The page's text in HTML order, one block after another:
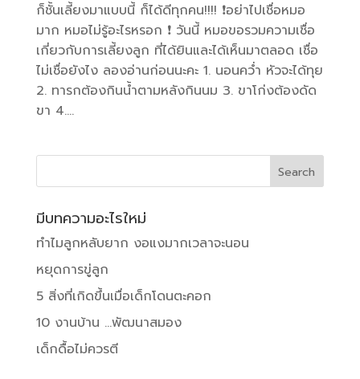
ก็ชั้นเลี้ยงมาแบบนี้ ก็ได้ดีทุกคน!!!! ❗️อย่าไปเชื่อหมอ
มาก หมอไม่รู้อะไรหรอก ❗️ วันนี้ หมอขอรวมความเชื่อ
เกี่ยวกับการเลี้ยงลูก ที่ได้ยินและได้เห็นมาตลอด เชื่อ
ไม่เชื่อยังไง ลองอ่านก่อนนะคะ 1. นอนคว่ำ หัวจะได้ทุย
2. ทารกต้องกินน้ำตามหลังกินนม 3. ขาโก่งต้องดัด
ขา 4....
มีบทความอะไรใหม่
ทำไมลูกหลับยาก งอแงมากเวลาจะนอน
หยุดการขู่ลูก
5 สิ่งที่เกิดขึ้นเมื่อเด็กโดนตะคอก
10 งานบ้าน …พัฒนาสมอง
เด็กดื้อไม่ควรตี